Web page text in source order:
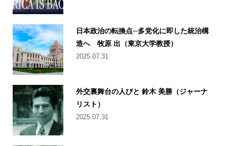
日本政治の転換点─多党化に即した統治構
造へ 牧原 出（東京大学教授）
2025.07.31
外交裏舞台の人びと 鈴木 美勝（ジャーナ
リスト）
2025.07.31